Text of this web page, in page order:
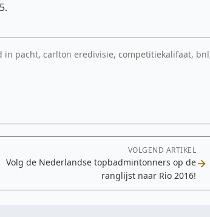
pacht, carlton eredivisie, competitiekalifaat,
VOLGEND ARTIKEL
Volg de Nederlandse topbadmintonners op de
ranglijst naar Rio 2016!